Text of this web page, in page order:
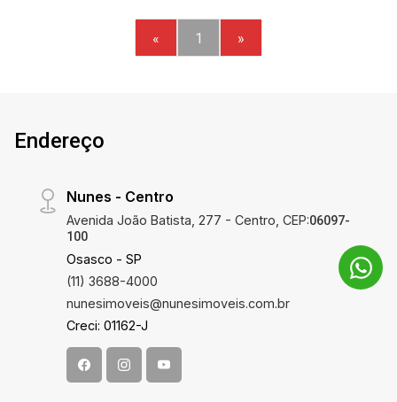
« 1 »
Endereço
Nunes - Centro
Avenida João Batista, 277 - Centro, CEP:06097-
100
Osasco - SP
(11) 3688-4000
nunesimoveis@nunesimoveis.com.br
Creci: 01162-J